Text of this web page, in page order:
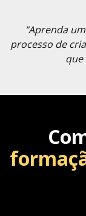
"Aprenda
processo de
que